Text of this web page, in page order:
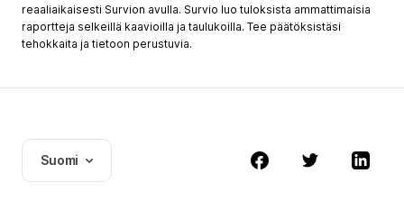
reaaliaikaisesti Survion avulla. Survio luo tuloksista ammattimaisia
raportteja selkeillä kaavioilla ja taulukoilla. Tee päätöksistäsi
tehokkaita ja tietoon perustuvia.
Suomi